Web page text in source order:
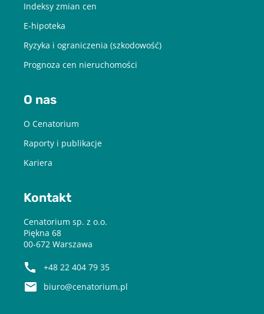
Indeksy zmian cen
E-hipoteka
Ryzyka i ograniczenia (szkodowość)
Prognoza cen nieruchomości
O nas
O Cenatorium
Raporty i publikacje
Kariera
Kontakt
Cenatorium sp. z o.o.
Piękna 68
00-672 Warszawa
+48 22 404 79 35
biuro@cenatorium.pl